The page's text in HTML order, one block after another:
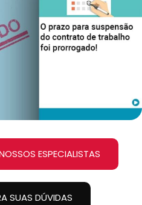
ESPECIALISTAS
SUAS DÚVIDAS